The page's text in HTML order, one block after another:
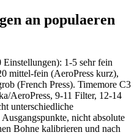
an populaeren
1-5 sehr fein
mittel-fein (AeroPress kurz),
(French Press). Timemore C3
AeroPress, 9-11 Filter, 12-14
unterschiedliche
nicht absolute
Bohne kalibrieren und nach